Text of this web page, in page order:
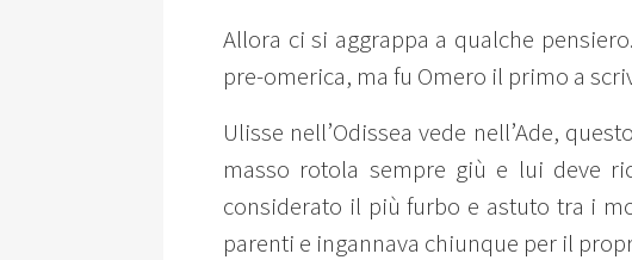
Allora ci si aggrappa a qualche
pre-omerica, ma fu Omero il primo a
Ulisse nell’Odissea vede nell’Ade,
masso rotola sempre giù e lui deve
considerato il più furbo e astuto tra i
parenti e ingannava chiunque per il